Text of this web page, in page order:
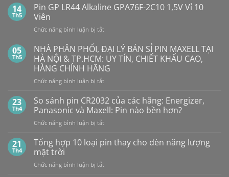
Dung
Lượng
Bao
Nhiêu?
Mua
con
thỏ
giá
rẻ
ở
đâu
Ô
PIN
NGỜ?
PIN
MAXELL
CR2032S Cao
cấp
14
Th5
Pin GP LR44 Alkaline GPA76F-2C10 1,5V Vỉ 10
Viên
Chức năng bình luận bị tắtở
GP
LR44
Alkaline
GPA76F-
2C10
Vỉ
10
Viên
05
Th5
NHÀ PHÂN PHỐI, ĐẠI LÝ BÁN SỈ PIN MAXELL TẠI
HÀ NỘI & TP.HCM: UY TÍN, CHIẾT KHẤU CAO,
HÀNG CHÍNH HÃNG
Chức năng bình luận bị tắtở
PHÂN
PHỐI,
ĐẠI
LÝ
SỈ
TẠI
23
Th4
So sánh pin CR2032 của các hãng: Energizer,
Panasonic và Maxell: Pin nào bền hơn?
Chức năng bình luận bị tắtở
sánh
của
21
Th4
Tổng hợp 10 loại pin thay cho đèn năng lượng
mặt trời
Chức năng bình luận bị tắtở